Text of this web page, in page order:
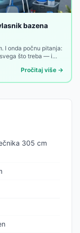
bazena
I onda počnu pitanja:
što treba — i
Pročitaj više →
305 cm